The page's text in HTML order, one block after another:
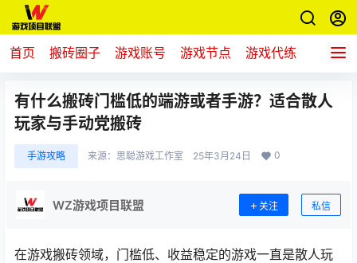
首页 搬砖圈子 游戏账号 游戏节点 游戏代练 新游推
有什么搬砖门槛低的端游或者手游？适合散人
玩家与手动党搬砖
手游攻略 来源： 思聪游戏工作室 25年3月24日 0
WZ游戏项目联盟 关注 私信
在游戏搬砖领域，门槛低、收益稳定的游戏一直是散人玩